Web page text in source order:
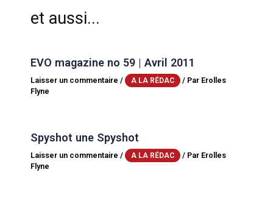
et aussi...
EVO magazine no 59 | Avril 2011
Laisser un commentaire / A LA RÉDAC / Par Erolles
Flyne
Spyshot une Spyshot
Laisser un commentaire / A LA RÉDAC / Par Erolles
Flyne